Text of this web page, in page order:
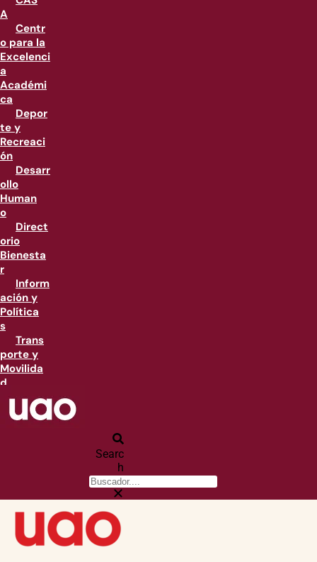
A
Centr
o para la
Excelenci
a
Académi
ca
Depor
te y
Recreaci
ón
Desarr
ollo
Human
o
Direct
orio
Bienesta
r
Inform
ación y
Política
s
Trans
porte y
Movilida
d
Searc
h